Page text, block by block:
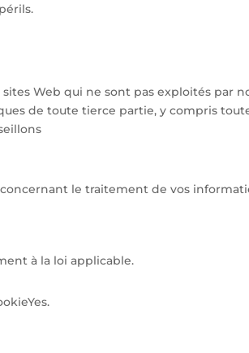
Web qui ne sont pas exploités par
de toute tierce partie, y compris
le traitement de vos
à la loi applicable.